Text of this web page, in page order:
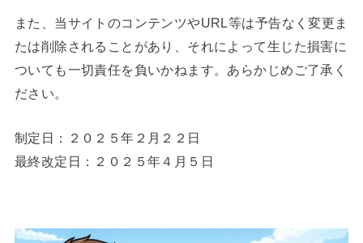
また、当サイトのコンテンツやURL等は予告なく変更ま
たは削除されることがあり、それによって生じた損害に
ついても一切責任を負いかねます。あらかじめご了承く
ださい。
制定日：２０２５年２月２２日
最終改定日：２０２５年４月５日